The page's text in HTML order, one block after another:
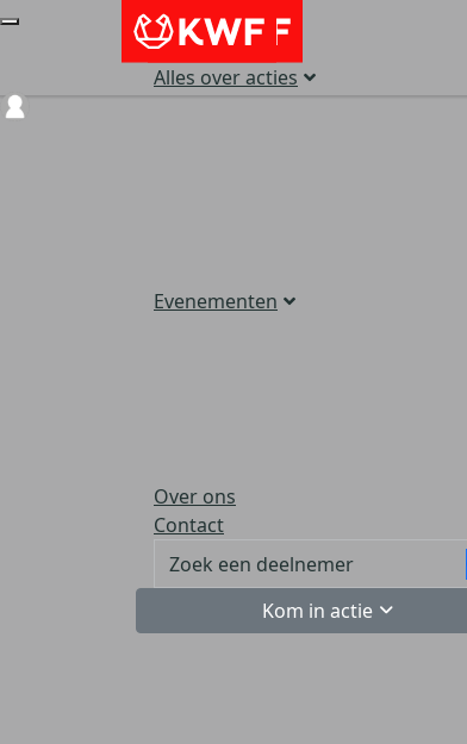
Alles over acties
Evenementen
Over ons
Contact
Kom in actie